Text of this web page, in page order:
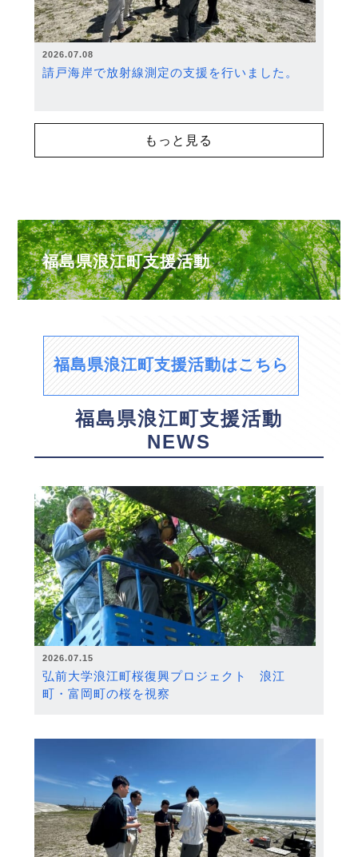
2026.07.08
請戸海岸で放射線測定の支援を行いました。
もっと見る
福島県浪江町支援活動
福島県浪江町支援活動はこちら
福島県浪江町支援活動
NEWS
2026.07.15
弘前大学浪江町桜復興プロジェクト 浪江
町・富岡町の桜を視察